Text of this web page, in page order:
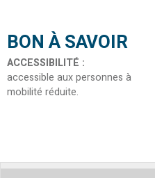
BON À SAVOIR
ACCESSIBILITÉ :
accessible aux personnes à
mobilité réduite